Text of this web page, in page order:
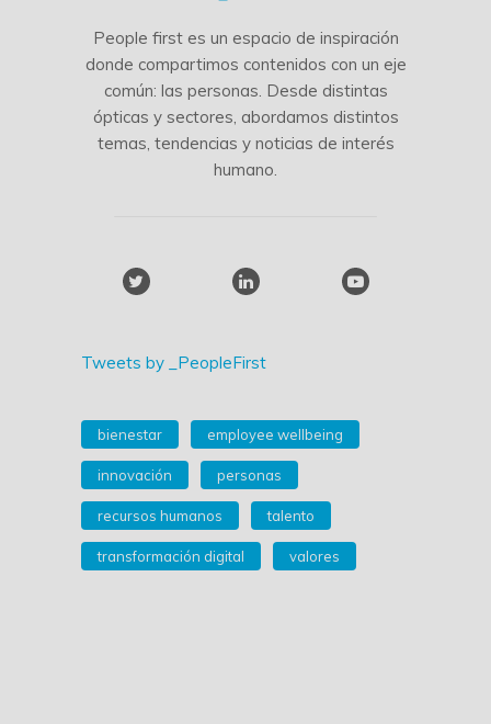
People first es un espacio de inspiración
donde compartimos contenidos con un eje
común: las personas. Desde distintas
ópticas y sectores, abordamos distintos
temas, tendencias y noticias de interés
humano.
Tweets by _PeopleFirst
bienestar employee wellbeing
innovación personas
recursos humanos talento
transformación digital valores